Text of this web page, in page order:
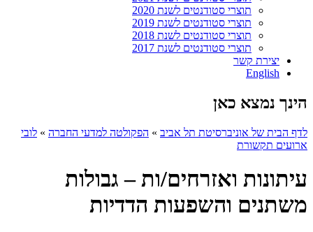
תוצרי סטודנטים לשנת 2020
תוצרי סטודנטים לשנת 2019
תוצרי סטודנטים לשנת 2018
תוצרי סטודנטים לשנת 2017
יצירת קשר
English
הינך נמצא כאן
לדף הבית של אוניברסיטת תל אביב » הפקולטה למדעי החברה » לובי
ארועים תקשורת
עיתונות ואזרחים/ות – גבולות
משתנים והשפעות הדדיות